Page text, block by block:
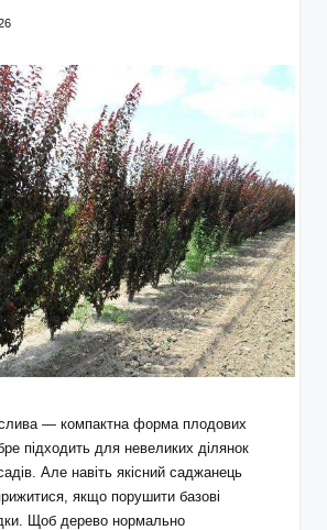
— компактна форма плодових
підходить для невеликих ділянок
Але навіть якісний саджанець
якщо порушити базові
Щоб дерево нормально